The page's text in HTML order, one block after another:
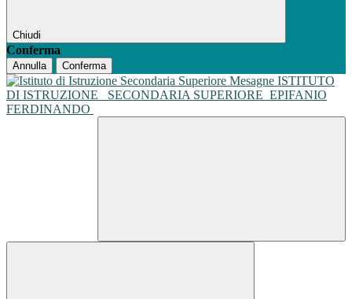
Chiudi
Conferma
Annulla Conferma
ISTITUTO
DI ISTRUZIONE
SECONDARIA SUPERIORE EPIFANIO
FERDINANDO